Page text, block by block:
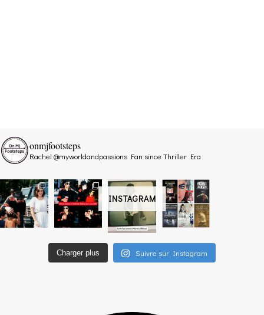
INSTAGRAM
onmjfootsteps
Rachel @myworldandpassions Fan since Thriller Era
Charger plus Suivre sur Instagram